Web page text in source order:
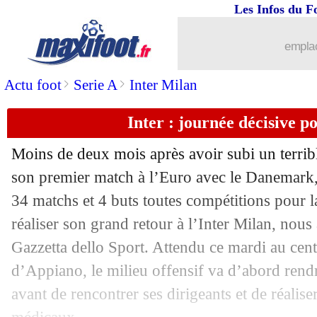
Actu foot> Serie A> Inter Milan
Les Infos du
Inter : journée décisive
Moins de deux mois après avoir subi un
son premier match à l’Euro avec le
34 matchs et 4 buts toutes compétitions pour
réaliser son grand retour à l’Inter Milan,
Gazzetta dello Sport. Attendu ce mardi au
d’Appiano, le milieu offensif va d’abord
avant de rencontrer ses dirigeants et de
: l'Espagne rejoint le Brésil en
03/08 Monaco: Kovac croit en son groupe
03/08 Francfort: le président s'en prend au
03/08 Leeds: Matheus Cunha dans le viseur
03/08 Leicester : le Real songe à Fofana !
03/08 PSG: Ibrahimovic a sondé le club
03/08 Lyon: Bosz réclame du temps